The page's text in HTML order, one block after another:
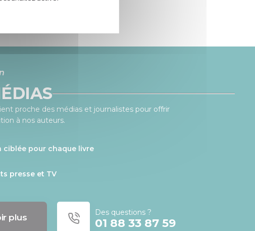
proche des médias et journalistes pour offrir
à nos auteurs.
ciblée pour chaque livre
presse et TV
plus Des questions ?
01 88 33 87 59